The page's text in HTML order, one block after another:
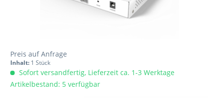
Preis auf Anfrage
Inhalt: 1 Stück
Sofort versandfertig, Lieferzeit ca. 1-3 Werktage
Artikelbestand: 5 verfügbar